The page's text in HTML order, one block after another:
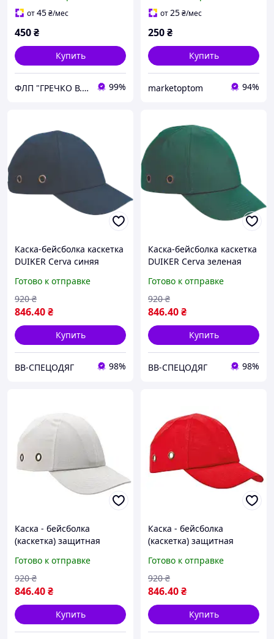
от45₴/мес
450₴
Купить
ФЛП "ГРЕЧКО В. Д." 99%
ударов, каска для
от25₴/мес
250₴
Купить
marketoptom 94%
Каска-бейсболка каскетка
DUIKER Cerva синяя
Готово к отправке
846.40₴
920 ₴
Купить
ВВ-СПЕЦОДЯГ 98%
Каска-бейсболка каскетка
DUIKER Cerva зеленая
Готово к отправке
846.40₴
920 ₴
Купить
ВВ-СПЕЦОДЯГ 98%
Каска - бейсболка
(каскетка) защитная
Готово к отправке
846.40₴
920 ₴
Купить
Каска - бейсболка
(каскетка) защитная
красная
Готово к отправке
846.40₴
920 ₴
Купить